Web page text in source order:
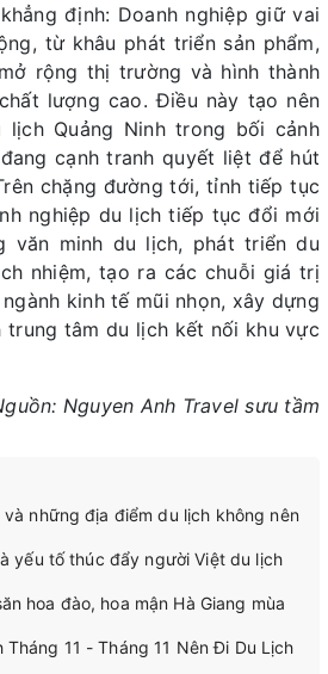
định: Doanh nghiệp giữ vai
từ khâu phát triển sản phẩm,
rộng thị trường và hình thành
lượng cao. Điều này tạo nên
Quảng Ninh trong bối cảnh
cạnh tranh quyết liệt để hút
chặng đường tới, tỉnh tiếp tục
nghiệp du lịch tiếp tục đổi mới
văn minh du lịch, phát triển du
nhiệm, tạo ra các chuỗi giá trị
kinh tế mũi nhọn, xây dựng
trung tâm du lịch kết nối khu vực
Nguyen Anh Travel sưu tầm
và những địa điểm du lịch không nên
yếu tố thúc đẩy người Việt du lịch
hoa đào, hoa mận Hà Giang mùa
Tháng 11 - Tháng 11 Nên Đi Du Lịch